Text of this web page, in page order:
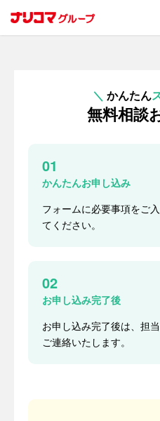
＼ かんたん
無料相談
01
かんたんお申し込み
フォームに必要事項をご
てください。
02
お申し込み完了後
お申し込み完了後は、担
ご連絡いたします。